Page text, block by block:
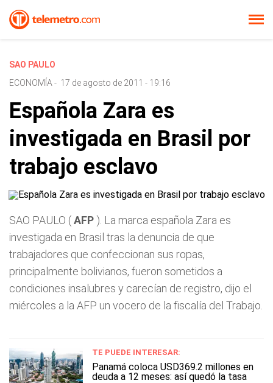
SAO PAULO
ECONOMÍA - 17 de agosto de 2011 - 19:16
Española Zara es
investigada en Brasil por
trabajo esclavo
SAO PAULO (AFP ). La marca española Zara es
investigada en Brasil tras la denuncia de que
trabajadores que confeccionan sus ropas,
principalmente bolivianos, fueron sometidos a
condiciones insalubres y carecían de registro, dijo el
miércoles a la AFP un vocero de la fiscalía del Trabajo.
TE PUEDE INTERESAR:
Panamá coloca USD369.2 millones en
deuda a 12 meses: así quedó la tasa